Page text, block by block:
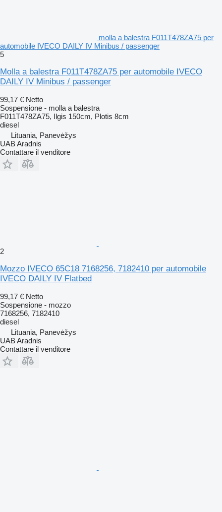
molla a balestra F011T478ZA75 per
automobile IVECO DAILY IV Minibus / passenger
5
Molla a balestra F011T478ZA75 per automobile IVECO
DAILY IV Minibus / passenger
99,17 € Netto
Sospensione - molla a balestra
F011T478ZA75, Ilgis 150cm, Plotis 8cm
diesel
Lituania, Panevėžys
UAB Aradnis
Contattare il venditore
2
Mozzo IVECO 65C18 7168256, 7182410 per automobile
IVECO DAILY IV Flatbed
99,17 € Netto
Sospensione - mozzo
7168256, 7182410
diesel
Lituania, Panevėžys
UAB Aradnis
Contattare il venditore